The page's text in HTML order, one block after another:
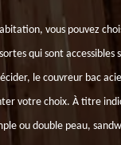
vous pouvez
qui sont accessibles
le couvreur bac
votre choix. À titre
ou double peau,